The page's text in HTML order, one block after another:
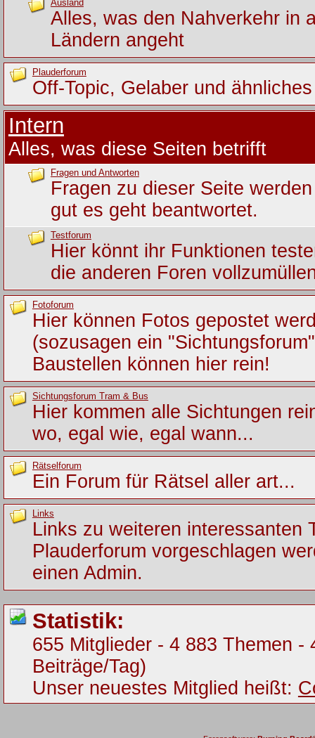
Ausland
Alles, was den Nahverkehr in
Ländern angeht
Plauderforum
Off-Topic, Gelaber und ähnliches
Intern
Alles, was diese Seiten betrifft
Fragen und Antworten
Fragen zu dieser Seite
gut es geht beantwortet.
Testforum
Hier könnt ihr Funktionen
die anderen Foren
Fotoforum
Hier können Fotos gepostet
(sozusagen ein
Baustellen können hier rein!
Sichtungsforum Tram & Bus
Hier kommen alle Sichtungen
wo, egal wie, egal wann...
Rätselforum
Ein Forum für Rätsel aller art...
Links
Links zu weiteren interessanten
Plauderforum vorgeschlagen
einen Admin.
Statistik:
655 Mitglieder - 4 883 Themen
Beiträge/Tag)
Unser neuestes Mitglied heißt: